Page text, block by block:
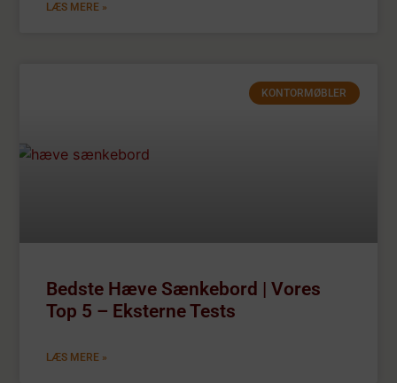
LÆS MERE »
KONTORMØBLER
Bedste Hæve Sænkebord | Vores
Top 5 – Eksterne Tests
LÆS MERE »